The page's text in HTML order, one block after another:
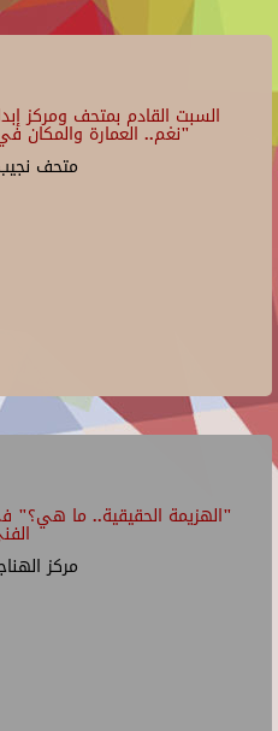
السبت القادم بمتحف ومركز
"نغم.. العمارة والمكان
متحف
"الهزيمة الحقيقية.. ما هي؟"
مركز